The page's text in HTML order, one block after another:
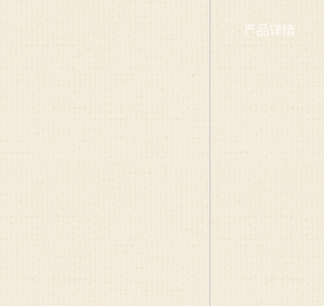
产品详情